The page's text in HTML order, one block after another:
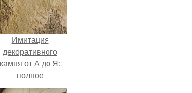
Имитация
декоративного
камня от А до Я:
полное
руководство